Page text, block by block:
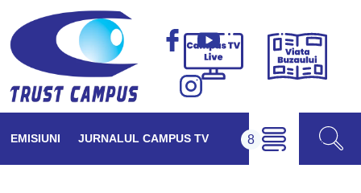
Campus
Viața
EMISIUNI JURNALUL CAMPUS TV